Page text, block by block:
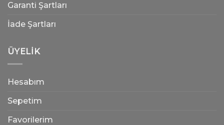
Garanti Şartları
İade Şartları
ÜYELIK
Hesabım
Sepetim
Favorilerim